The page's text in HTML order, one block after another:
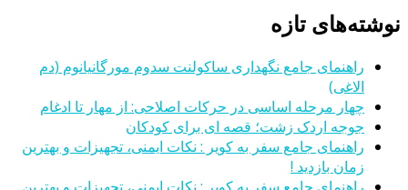
نوشته‌های تازه
راهنمای جامع نگهداری ساکولنت سدوم مورگانیانوم (دم
الاغی)
چهار مرحله اساسی در حرکات اصلاحی: از مهار تا ادغام
جوجه اردک زشت؛ قصه ای برای کودکان
راهنمای جامع سفر به کویر : نکات ایمنی، تجهیزات و بهترین
زمان بازدید !